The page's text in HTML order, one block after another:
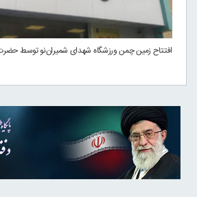
افتتاح زمین چمن ورزشگاه شهدای شمیران‌نو توسط